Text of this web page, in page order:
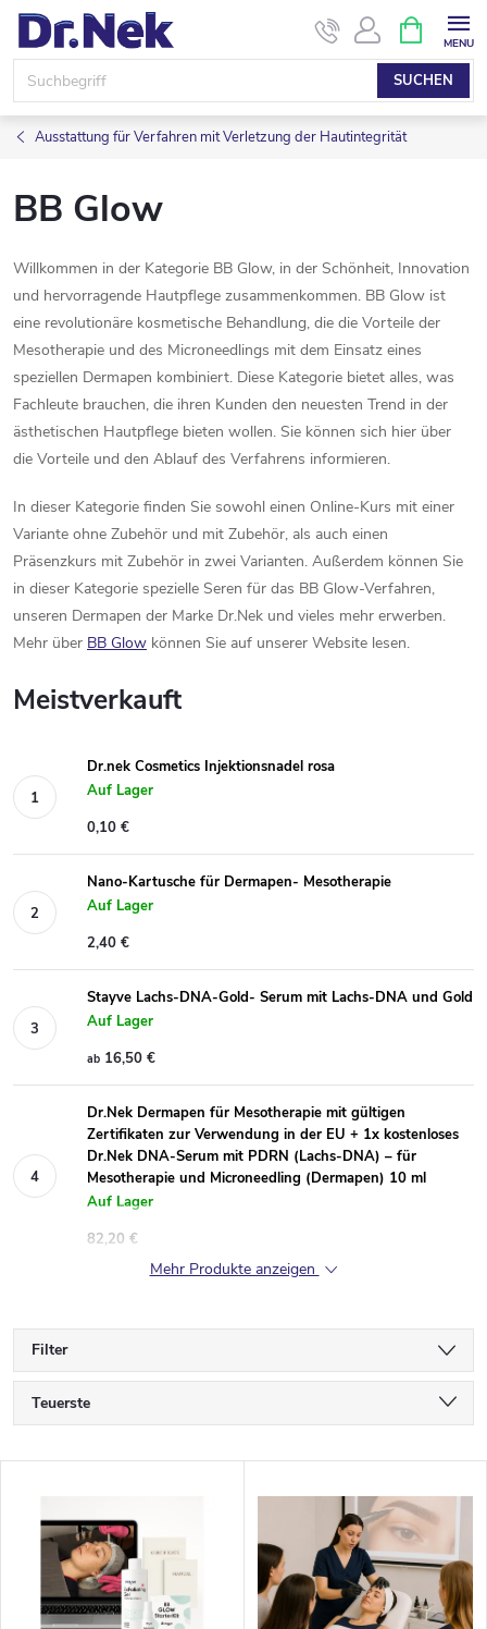
Zum
Inhalt
springen
SUCHEN
Ausstattung für Verfahren mit Verletzung der Hautintegrität
BB Glow
Willkommen in der Kategorie BB Glow, in der Schönheit, Innovation
und hervorragende Hautpflege zusammenkommen. BB Glow ist
eine revolutionäre kosmetische Behandlung, die die Vorteile der
Mesotherapie und des Microneedlings mit dem Einsatz eines
speziellen Dermapen kombiniert. Diese Kategorie bietet alles, was
Fachleute brauchen, die ihren Kunden den neuesten Trend in der
ästhetischen Hautpflege bieten wollen. Sie können sich hier über
die Vorteile und den Ablauf des Verfahrens informieren.
In dieser Kategorie finden Sie sowohl einen Online-Kurs mit einer
Variante ohne Zubehör und mit Zubehör, als auch einen
Präsenzkurs mit Zubehör in zwei Varianten. Außerdem können Sie
in dieser Kategorie spezielle Seren für das BB Glow-Verfahren,
unseren Dermapen der Marke Dr.Nek und vieles mehr erwerben.
Mehr über BB Glow können Sie auf unserer Website lesen.
Meistverkauft
Dr.nek Cosmetics Injektionsnadel rosa
Auf Lager
0,10 €
Nano-Kartusche für Dermapen- Mesotherapie
Auf Lager
2,40 €
Stayve Lachs-DNA-Gold- Serum mit Lachs-DNA und Gold
Auf Lager
ab 16,50 €
Dr.Nek Dermapen für Mesotherapie mit gültigen
Zertifikaten zur Verwendung in der EU + 1x kostenloses
Dr.Nek DNA-Serum mit PDRN (Lachs-DNA) – für
Mesotherapie und Microneedling (Dermapen) 10 ml
Auf Lager
82,20 €
Mehr Produkte anzeigen
Filter
P
r
Teuerste
Alphabetisch